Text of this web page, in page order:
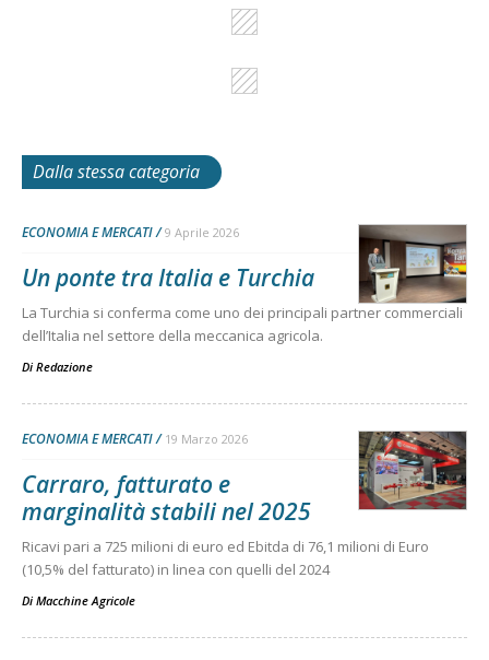
Dalla stessa categoria
ECONOMIA E MERCATI 9 Aprile 2026
Un ponte tra Italia e Turchia
La Turchia si conferma come uno dei principali partner commerciali
dell’Italia nel settore della meccanica agricola.
Di Redazione
ECONOMIA E MERCATI 19 Marzo 2026
Carraro, fatturato e
marginalità stabili nel 2025
Ricavi pari a 725 milioni di euro ed Ebitda di 76,1 milioni di Euro
(10,5% del fatturato) in linea con quelli del 2024
Di Macchine Agricole